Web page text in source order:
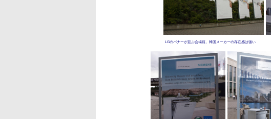
LGのバナーが並ぶ会場前。韓国メーカーの存在感は強い